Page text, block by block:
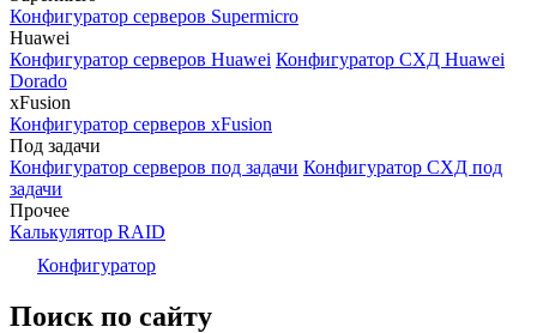
Конфигуратор серверов Supermicro
Huawei
Конфигуратор серверов Huawei Конфигуратор СХД Huawei
Dorado
xFusion
Конфигуратор серверов xFusion
Под задачи
Конфигуратор серверов под задачи Конфигуратор СХД под
задачи
Прочее
Калькулятор RAID
Конфигуратор
Поиск по сайту